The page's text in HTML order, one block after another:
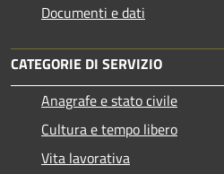
Documenti e dati
CATEGORIE DI SERVIZIO
Anagrafe e stato civile
Cultura e tempo libero
Vita lavorativa